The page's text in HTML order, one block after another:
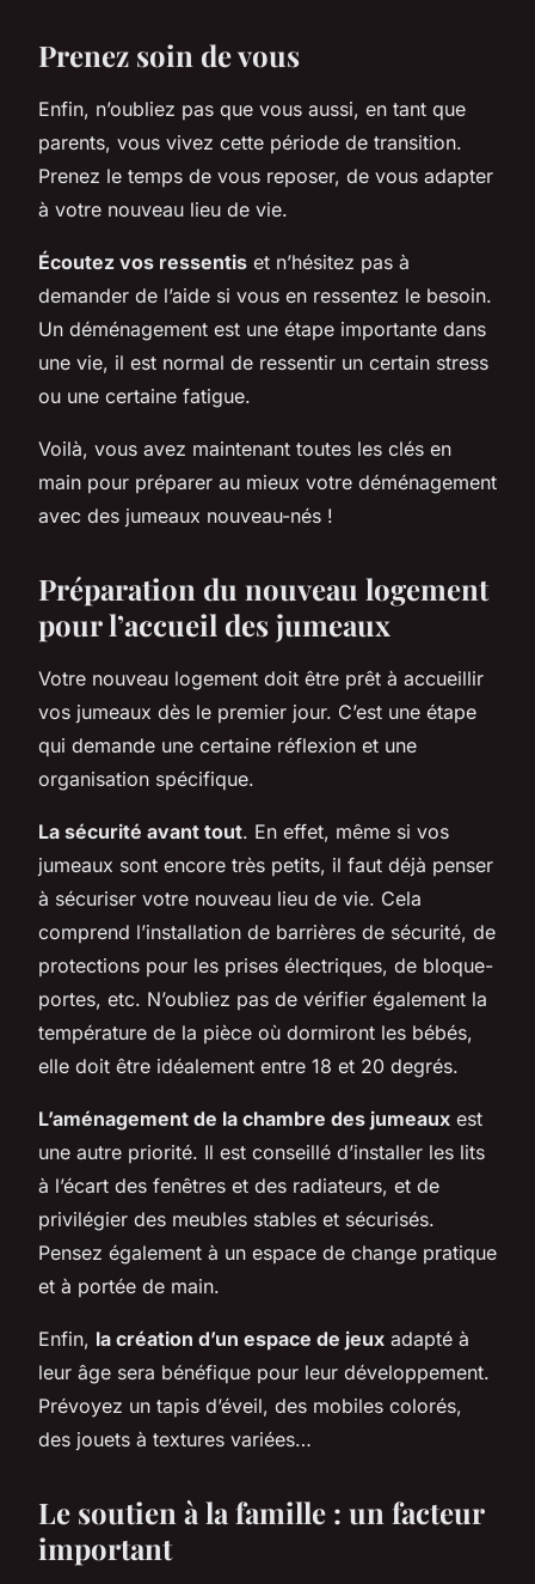
Prenez soin de vous
Enfin, n’oubliez pas que vous aussi, en tant que
parents, vous vivez cette période de transition.
Prenez le temps de vous reposer, de vous adapter
à votre nouveau lieu de vie.
Écoutez vos ressentis et n’hésitez pas à
demander de l’aide si vous en ressentez le besoin.
Un déménagement est une étape importante dans
une vie, il est normal de ressentir un certain stress
ou une certaine fatigue.
Voilà, vous avez maintenant toutes les clés en
main pour préparer au mieux votre déménagement
avec des jumeaux nouveau-nés !
Préparation du nouveau logement
pour l’accueil des jumeaux
Votre nouveau logement doit être prêt à accueillir
vos jumeaux dès le premier jour. C’est une étape
qui demande une certaine réflexion et une
organisation spécifique.
La sécurité avant tout. En effet, même si vos
jumeaux sont encore très petits, il faut déjà penser
à sécuriser votre nouveau lieu de vie. Cela
comprend l’installation de barrières de sécurité, de
protections pour les prises électriques, de bloque-
portes, etc. N’oubliez pas de vérifier également la
température de la pièce où dormiront les bébés,
elle doit être idéalement entre 18 et 20 degrés.
L’aménagement de la chambre des jumeaux est
une autre priorité. Il est conseillé d’installer les lits
à l’écart des fenêtres et des radiateurs, et de
privilégier des meubles stables et sécurisés.
Pensez également à un espace de change pratique
et à portée de main.
Enfin, la création d’un espace de jeux adapté à
leur âge sera bénéfique pour leur développement.
Prévoyez un tapis d’éveil, des mobiles colorés,
des jouets à textures variées…
Le soutien à la famille : un facteur
important